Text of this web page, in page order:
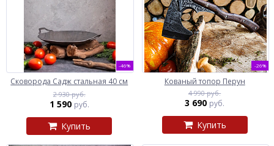
-46%
Сковорода Садж стальная 40 см
2 930 руб.
1 590 руб.
Купить
-26%
Кованый топор Перун
4 990 руб.
3 690 руб.
Купить